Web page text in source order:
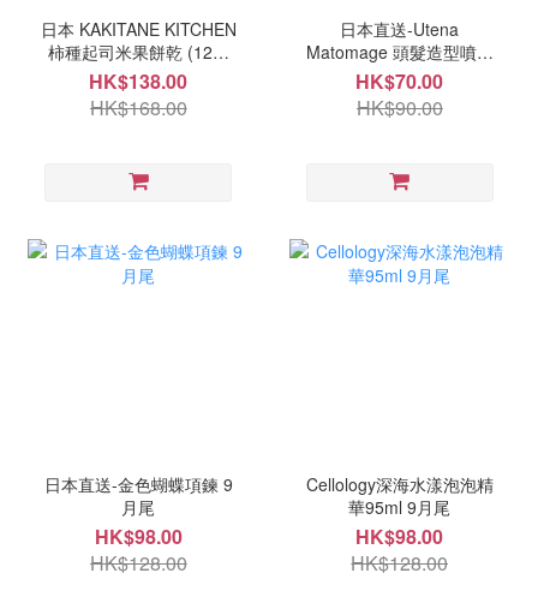
日本 KAKITANE KITCHEN
柿種起司米果餅乾 (12袋
入) 9月尾
HK$138.00
HK$168.00
日本直送-Utena
Matomage 頭髮造型噴霧
100ml 9月尾
HK$70.00
HK$90.00
日本直送-金色蝴蝶項鍊 9
月尾
HK$98.00
HK$128.00
Cellology深海水漾泡泡精
華95ml 9月尾
HK$98.00
HK$128.00